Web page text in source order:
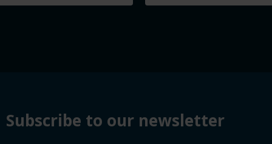
Subscribe to our newsletter